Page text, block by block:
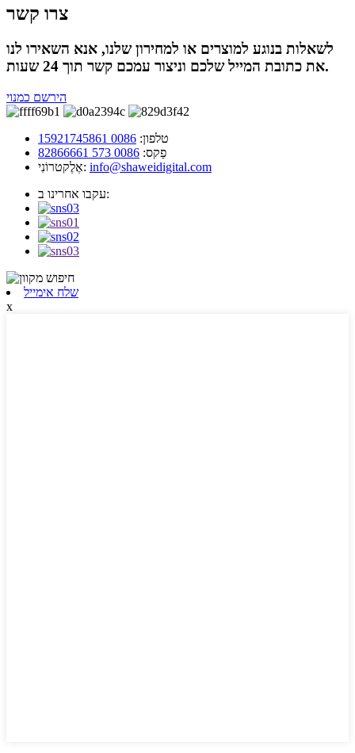
צרו קשר
לשאלות בנוגע למוצרים או למחירון שלנו, אנא השאירו לנו
את כתובת המייל שלכם וניצור עמכם קשר תוך 24 שעות.
הירשם כמנוי
טלפון: 0086 15921745861
פַקס: 0086 573 82866661
אֶלֶקטרוֹנִי: info@shaweidigital.com
עקבו אחרינו ב:
שלח אימייל
x